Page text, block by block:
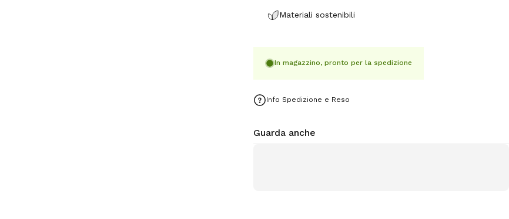
Materiali sostenibili
In magazzino, pronto per la spedizione
Info Spedizione e Reso
Guarda anche